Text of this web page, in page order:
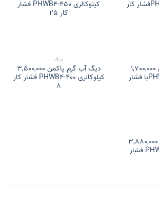
کیلوکالری PHWB4-400فشار کار کیلوکالری PHWB4-450 فشار
کار 25
دیگ آب گرم پاکمن 1,700,000
کیلوکالری PHWB4-200با فشار
دیگ
دیگ آب گرم پاکمن 3,500,000
کیلوکالری PHWB4-400 فشار کار
8
دیگ آب گرم پاکمن 3,880,000
کیلوکالری PHWB4-450 فشار